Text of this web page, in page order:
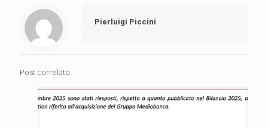
Pierluigi Piccini
Post correlato